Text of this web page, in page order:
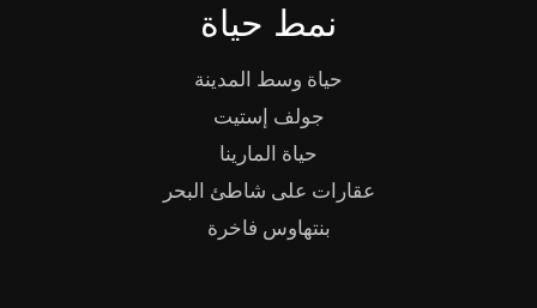
نمط حياة
حياة وسط المدينة
جولف إستيت
حياة المارينا
عقارات على شاطئ البحر
بنتهاوس فاخرة